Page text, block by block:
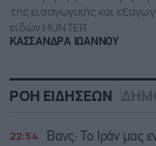
της εισαγωγικής και
ειδών HUNTER
ΚΑΣΣΑΝΔΡΑ ΙΩΑΝΝΟΥ
ΡΟΗ ΕΙΔΗΣΕΩΝ
22:54
Βανς: Το Ιράν μας